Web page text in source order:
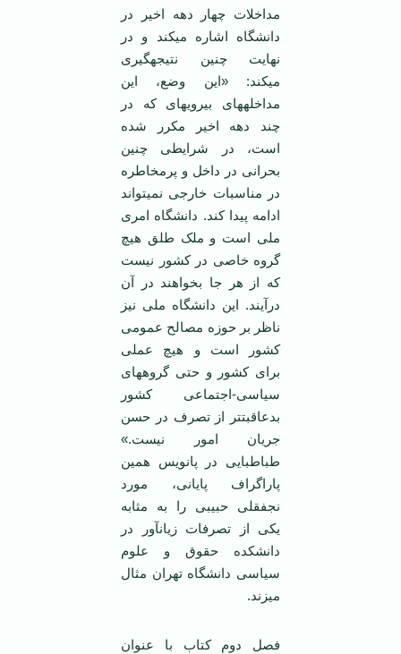
مداخلات چهار دهه اخیر در
دانشگاه اشاره می‏کند و در
نهایت چنین نتیجه‏گیری
می‏کند: «این وضع، این
مداخله‏های بی‏رویه‏ای که در
چند دهه اخیر مکرر شده
است، در شرایطی چنین
بحرانی در داخل و پرمخاطره
در مناسبات خارجی نمی‏تواند
ادامه پیدا کند. دانشگاه امری
ملی است و ملک طلق هیچ
گروه خاصی در کشور نیست
که از هر جا بخواهند در آن
درآیند. این دانشگاه ملی نیز
ناظر بر حوزه مصالح عمومی
کشور است و هیچ عملی
برای کشور و حتی گروه‏های
سیاسی-اجتماعی کشور
بدعاقبت‏تر از تصرف در حسن
جریان امور نیست.»
طباطبایی در پانویس همین
پاراگراف پایانی، مورد
نجفقلی حبیبی را به مثابه
یکی از تصرفات زیان‏آور در
دانشکده حقوق و علوم
سیاسی دانشگاه تهران مثال
می‏زند.
فصل دوم کتاب با عنوان